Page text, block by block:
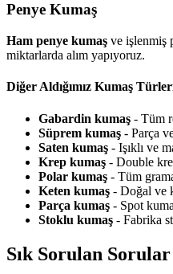
Penye Kumaş
Ham penye kumaş ve işlenmiş
miktarlarda alım yapıyoruz.
Diğer Aldığımız Kumaş
Gabardin kumaş - Tüm
Süprem kumaş - Parça
Saten kumaş - Işıklı ve
Krep kumaş - Double
Polar kumaş - Tüm
Keten kumaş - Doğal ve
Parça kumaş - Spot
Stoklu kumaş - Fabrika
Sık Sorulan Sorular